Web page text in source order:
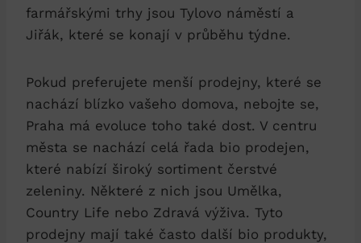
farmářskými trhy jsou Tylovo náměstí⁢ a
Jiřák, ⁣které se konají ‌v průběhu týdne.
Pokud preferujete ‌menší prodejny, které ​se
nachází blízko ⁣vašeho ⁢domova, nebojte se,
Praha má evoluce toho také dost. V ⁣centru
města se nachází celá‍ řada bio prodejen,⁤
které nabízí široký sortiment čerstvé
zeleniny. ‍Některé z nich jsou ​Umělka,
Country Life nebo Zdravá ⁤výživa. Tyto
‌prodejny‍ mají také​ často další‌ bio produkty,